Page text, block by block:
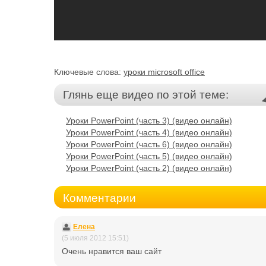
Ключевые слова: уроки microsoft office
Глянь еще видео по этой теме:
Уроки PowerPoint (часть 3) (видео онлайн)
Уроки PowerPoint (часть 4) (видео онлайн)
Уроки PowerPoint (часть 6) (видео онлайн)
Уроки PowerPoint (часть 5) (видео онлайн)
Уроки PowerPoint (часть 2) (видео онлайн)
Комментарии
Eлена
(5 июля 2012 15:51)
Очень нравится ваш сайт